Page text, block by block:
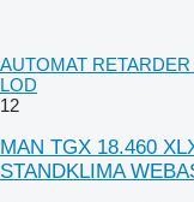
AUTOMAT
LOD
12
MAN TGX 18.460
STANDKLIMA